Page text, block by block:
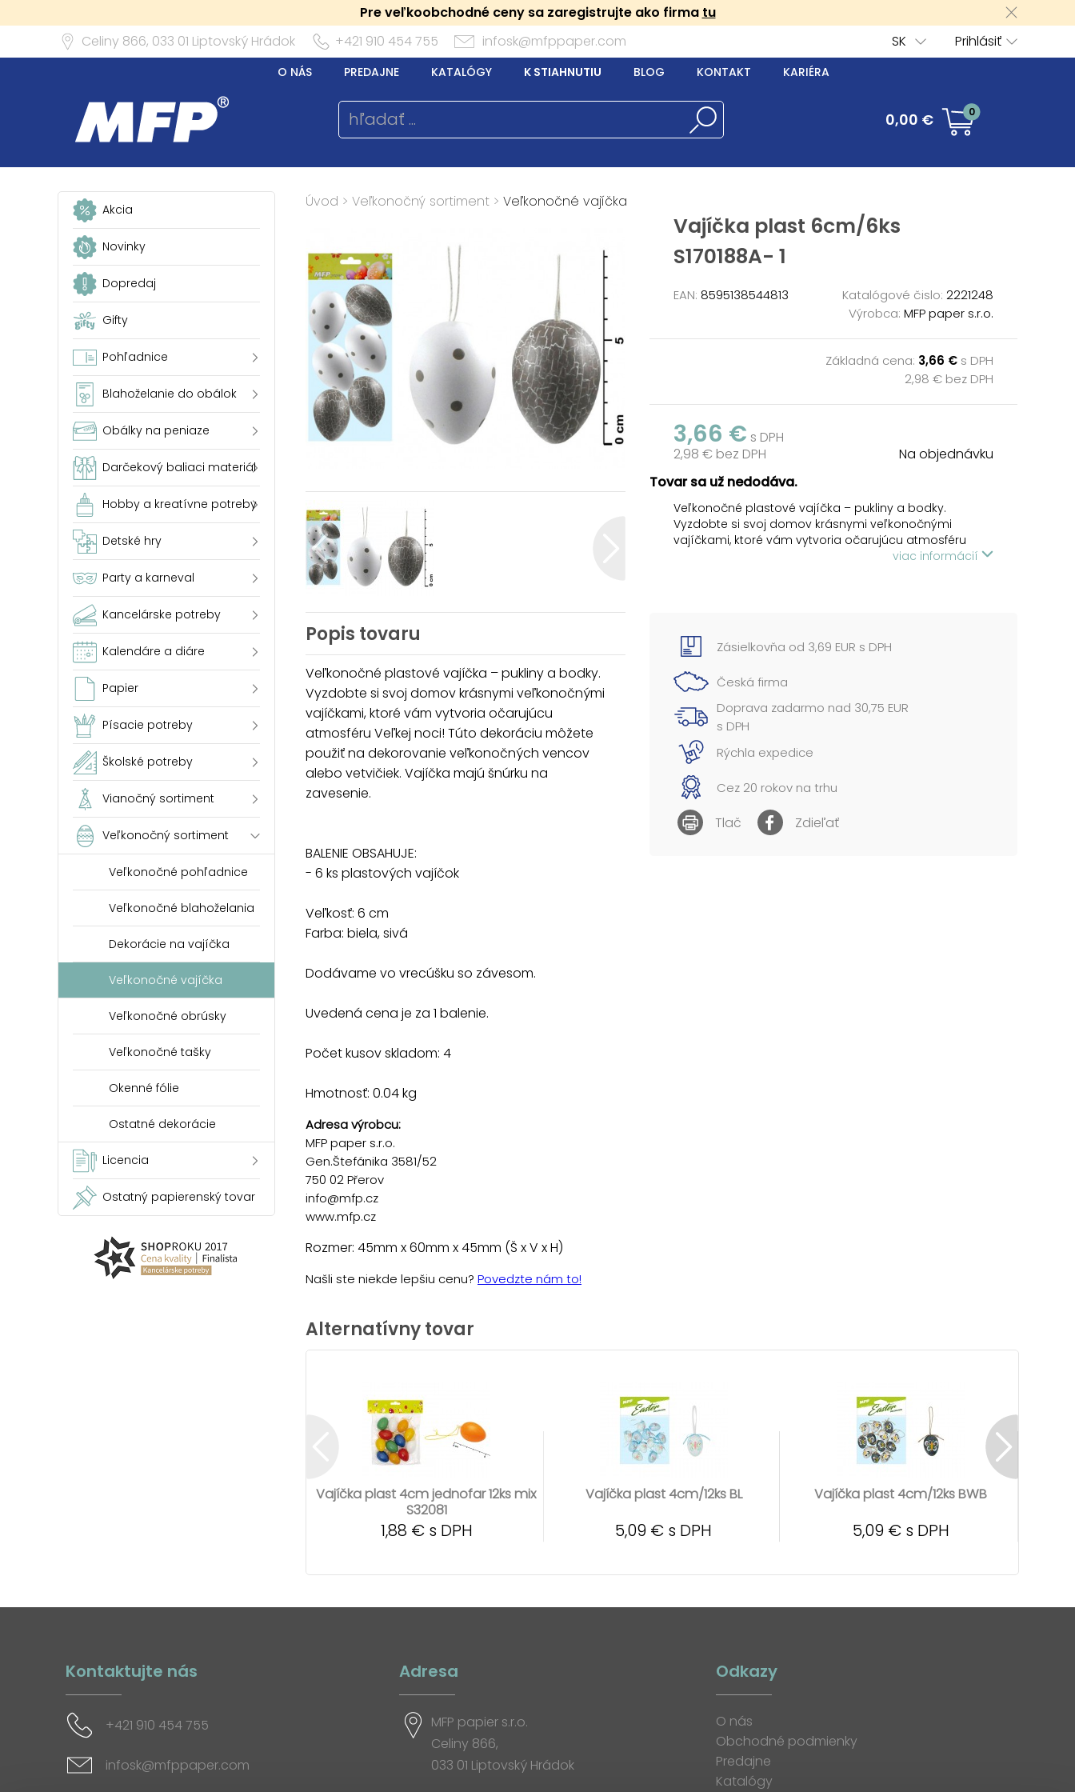
Pre veľkoobchodné ceny sa zaregistrujte ako firma tu
Celiny 866, 033 01 Liptovský Hrádok +421 910 454 755 infosk@mfppaper.com Prihlásiť
SK
O NÁS PREDAJNE KATALÓGY K STIAHNUTIU BLOG KONTAKT KARIÉRA
0,00 € 0
Akcia
Novinky
Dopredaj
Gifty
Pohľadnice
Blahoželanie do obálok
Obálky na peniaze
Darčekový baliaci materiál
Hobby a kreatívne potreby
Detské hry
Party a karneval
Kancelárske potreby
Kalendáre a diáre
Papier
Písacie potreby
Školské potreby
Vianočný sortiment
Veľkonočný sortiment
Veľkonočné pohľadnice
Veľkonočné blahoželania
Dekorácie na vajíčka
Veľkonočné vajíčka
Veľkonočné obrúsky
Veľkonočné tašky
Okenné fólie
Ostatné dekorácie
Licencia
Ostatný papierenský tovar
Úvod > Veľkonočný sortiment > Veľkonočné vajíčka
Vajíčka plast 6cm/6ks
S170188A- 1
EAN: 8595138544813 Katalógové čislo: 2221248
Výrobca: MFP paper s.r.o.
Základná cena: 3,66 € s DPH
2,98 € bez DPH
3,66 € s DPH
2,98 € bez DPH
Na objednávku
Tovar sa už nedodáva.
Veľkonočné plastové vajíčka – pukliny a bodky.
Vyzdobte si svoj domov krásnymi veľkonočnými
vajíčkami, ktoré vám vytvoria očarujúcu atmosféru
Veľkej noci! Túto dekoráciu môžete použiť na
BALENIE OBSAHUJE:
- 6 ks plastových vajíčok
Veľkosť: 6 cm
Dodávame vo vrecúšku so závesom.
Uvedená cena je za 1 balenie....
viac informácií
Popis tovaru
Veľkonočné plastové vajíčka – pukliny a bodky.
Vyzdobte si svoj domov krásnymi veľkonočnými
vajíčkami, ktoré vám vytvoria očarujúcu
atmosféru Veľkej noci! Túto dekoráciu môžete
použiť na dekorovanie veľkonočných vencov
alebo vetvičiek. Vajíčka majú šnúrku na
zavesenie.
BALENIE OBSAHUJE:
- 6 ks plastových vajíčok
Veľkosť: 6 cm
Farba: biela, sivá
Dodávame vo vrecúšku so závesom.
Uvedená cena je za 1 balenie.
Počet kusov skladom: 4
Hmotnosť: 0.04 kg
Adresa výrobcu:
MFP paper s.r.o.
Gen.Štefánika 3581/52
750 02 Přerov
info@mfp.cz
www.mfp.cz
Rozmer: 45mm x 60mm x 45mm (Š x V x H)
Našli ste niekde lepšiu cenu? Povedzte nám to!
Zásielkovňa od 3,69 EUR s DPH
Česká firma
Doprava zadarmo nad 30,75 EUR
s DPH
Rýchla expedice
Cez 20 rokov na trhu
Tlač Zdieľať
Alternatívny tovar
Vajíčka plast 4cm jednofar 12ks mix
S32081
1,88 € s DPH
Vajíčka plast 4cm/12ks BL
5,09 € s DPH
Vajíčka plast 4cm/12ks BWB
5,09 € s DPH
Kontaktujte nás
+421 910 454 755
infosk@mfppaper.com
Adresa
MFP papier s.r.o.
Celiny 866,
033 01 Liptovský Hrádok
Odkazy
O nás
Obchodné podmienky
Predajne
Katalógy